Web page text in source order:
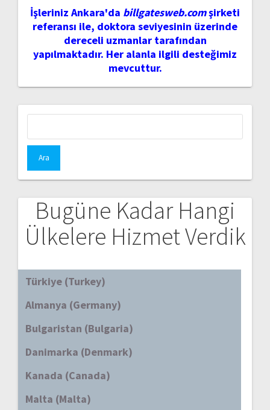
İşleriniz Ankara'da billgatesweb.comşirketi
referansı ile, doktora seviyesinin üzerinde
dereceli uzmanlar tarafından
yapılmaktadır. Her alanla ilgili desteğimiz
mevcuttur.
Bugüne Kadar Hangi
Ülkelere Hizmet Verdik
Türkiye (Turkey)
Almanya (Germany)
Bulgaristan (Bulgaria)
Danimarka (Denmark)
Kanada (Canada)
Malta (Malta)